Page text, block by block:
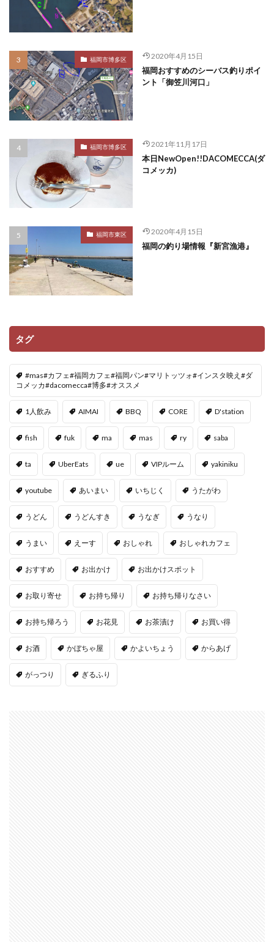
福岡市博多区 2020年4月15日
福岡おすすめのシーバス釣りポイ
ント「御笠川河口」
福岡市博多区 2021年11月17日
本日NewOpen!!DACOMECCA(ダ
コメッカ)
福岡市東区 2020年4月15日
福岡の釣り場情報『新宮漁港』
タグ
#mas#カフェ#福岡カフェ#福岡パン#マリトッツォ#インスタ映え#ダ
コメッカ#dacomecca#博多#オススメ
1人飲み AIMAI BBQ CORE D'station
fish fuk ma mas ry saba
ta UberEats ue VIPルーム yakiniku
youtube あいまい いちじく うたがわ
うどん うどんすき うなぎ うなり
うまい えーす おしゃれ おしゃれカフェ
おすすめ お出かけ お出かけスポット
お取り寄せ お持ち帰り お持ち帰りなさい
お持ち帰ろう お花見 お茶漬け お買い得
お酒 かぼちゃ屋 かよいちょう からあげ
がっつり ぎるふり